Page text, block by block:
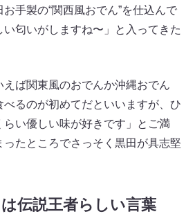
手製の“関西風おでん”を仕込んで
匂いがしますね〜」と入ってきた
ば関東風のおでんか沖縄おでん
るのが初めてだといいますが、ひ
らい優しい味が好きです」とご満
たところでさっそく黒田が具志堅
伝説王者らしい言葉